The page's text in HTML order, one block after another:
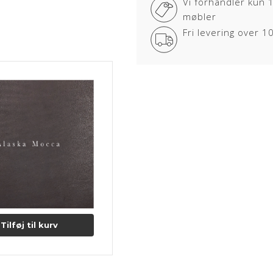
sår, ar og stikmærker, som
ALASKA
Læderet er kendetegnet ved
møbler
Fri levering over
Tilføj til kurv